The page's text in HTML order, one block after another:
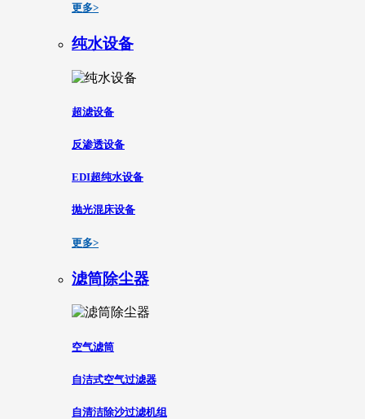
更多>
纯水设备
超滤设备
反渗透设备
EDI超纯水设备
抛光混床设备
更多>
滤筒除尘器
空气滤筒
自洁式空气过滤器
自清洁除沙过滤机组